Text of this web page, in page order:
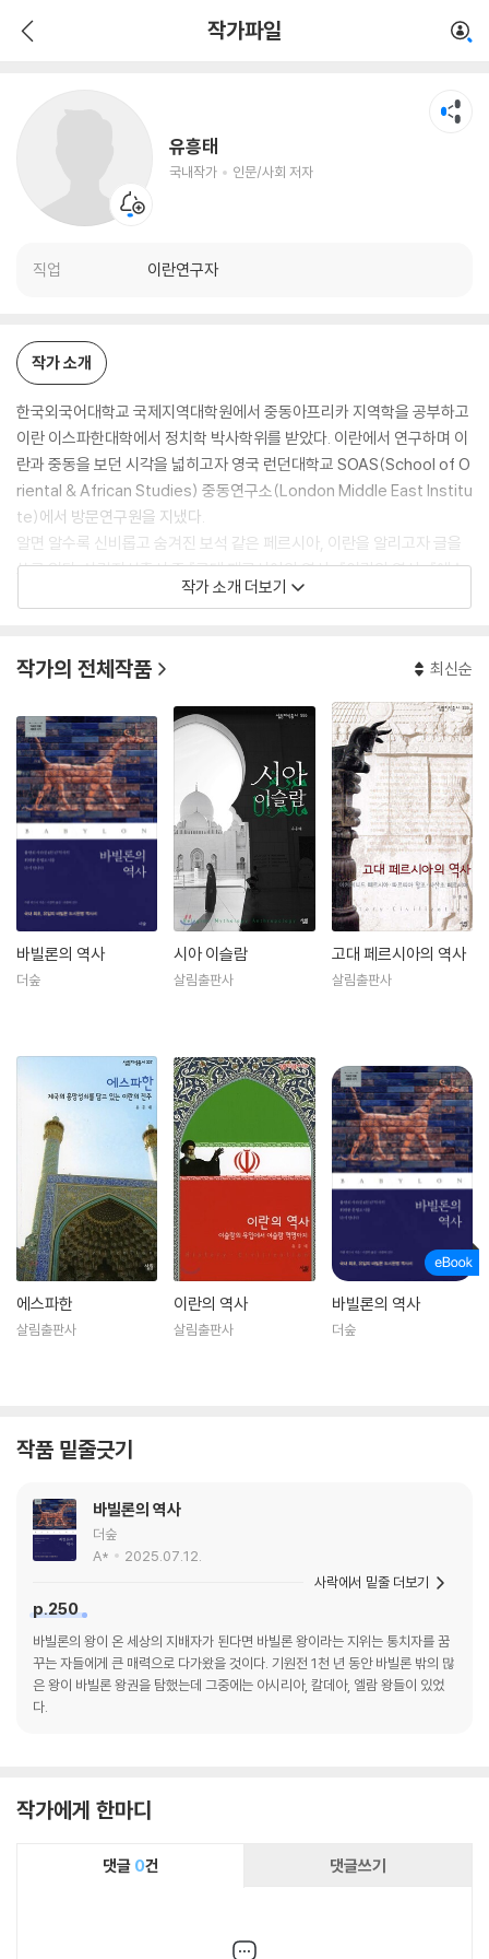
작가파일
유흥태
국내작가 인문/사회 저자
직업 이란연구자
인문/사회 저자
작가 소개
한국외국어대학교 국제지역대학원에서 중동아프리카 지역학을 공부하고
이란 이스파한대학에서 정치학 박사학위를 받았다. 이란에서 연구하며 이
란과 중동을 보던 시각을 넓히고자 영국 런던대학교 SOAS(School of O
riental & African Studies) 중동연구소(London Middle East Institu
te)에서 방문연구원을 지냈다.
알면 알수록 신비롭고 숨겨진 보석 같은 페르시아, 이란을 알리고자 글을
쓰고 있다. 살림지식총서 중 『고대 페르시아의 역사』 『이란의 역사』 『에스
파한』 『페르시아의 종교』 등을 펴냈다. 초등학생을 위한 『페르시아의 영광
고 싶은 소망도 있다.
대학 시절부터 이란과 이란 사람에 대해 관심이 많아 이란을 공부하기 시
작했다. 이란이라는 나라와 이란인을 이해하기 위함이 이 책의 출발점이
되었다. 시아파 이슬람 성직자가 국가를 지배하는 이란은, 시아파 이슬람
의 맏형 국가이자 시아-수니 갈등의 배후 중 하나로 중동 지역 정치이슈의
중심에 있다. 이 책이 이란과 중동 갈등을 이해하려는 독자에게 입문서가
되었으면 한다.
작가 소개 더보기
작가의 전체작품 최신순
바빌론의 역사
더숲
시아 이슬람
살림출판사
고대 페르시아의 역사
살림출판사
에스파한
살림출판사
이란의 역사
살림출판사
바빌론의 역사
더숲
작품 밑줄긋기
바빌론의 역사
더숲
A*
2025.07.12.
p.250
바빌론의 왕이 온 세상의 지배자가 된다면 바빌론 왕이라는 지위는 통치자를 꿈
꾸는 자들에게 큰 매력으로 다가왔을 것이다. 기원전 1천 년 동안 바빌론 밖의 많
은 왕이 바빌론 왕권을 탐했는데 그중에는 아시리아, 칼데아, 엘람 왕들이 있었
다.
사락에서 밑줄 더보기
작가에게 한마디
댓글 0건 댓글쓰기